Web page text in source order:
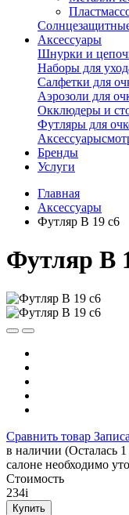
Аксессуары
Шнурки и
Наборы для
Салфетки для
Аэрозоли для
Окклюдеры и
Футляры для
Аксессуары
Бренды
Услуги
Главная
Аксессуары
Футляр B 19 с6
Футляр B
Сравнить товар
в наличии (Осталась
салоне необходимо
Стоимость
234i
Купить